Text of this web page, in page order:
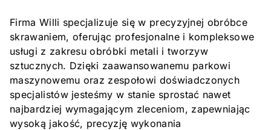
Firma Willi specjalizuje się w precyzyjnej obróbce
skrawaniem, oferując profesjonalne i kompleksowe
usługi z zakresu obróbki metali i tworzyw
sztucznych. Dzięki zaawansowanemu parkowi
maszynowemu oraz zespołowi doświadczonych
specjalistów jesteśmy w stanie sprostać nawet
najbardziej wymagającym zleceniom, zapewniając
wysoką jakość, precyzję wykonania